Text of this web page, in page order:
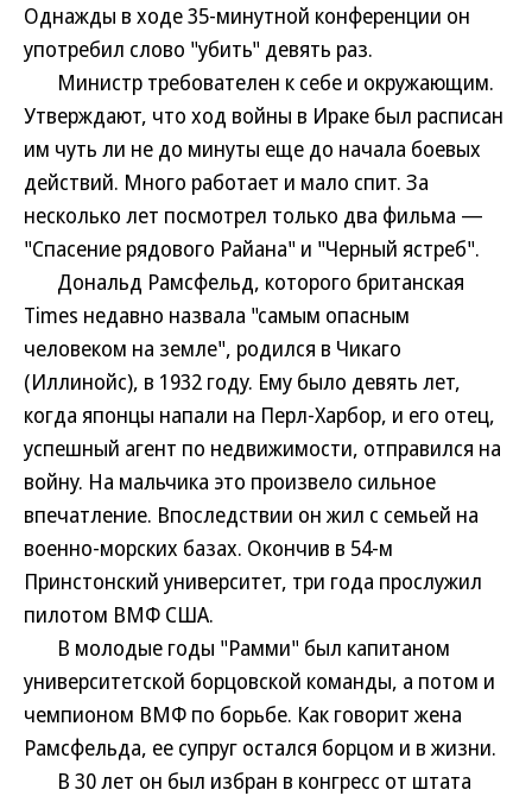
Однажды в ходе 35-минутной конференции он
употребил слово "убить" девять раз.
Министр требователен к себе и окружающим.
Утверждают, что ход войны в Ираке был расписан
им чуть ли не до минуты еще до начала боевых
действий. Много работает и мало спит. За
несколько лет посмотрел только два фильма —
"Спасение рядового Райана" и "Черный ястреб".
Дональд Рамсфельд, которого британская
Times недавно назвала "самым опасным
человеком на земле", родился в Чикаго
(Иллинойс), в 1932 году. Ему было девять лет,
когда японцы напали на Перл-Харбор, и его отец,
успешный агент по недвижимости, отправился на
войну. На мальчика это произвело сильное
впечатление. Впоследствии он жил с семьей на
военно-морских базах. Окончив в 54-м
Принстонский университет, три года прослужил
пилотом ВМФ США.
В молодые годы "Рамми" был капитаном
университетской борцовской команды, а потом и
чемпионом ВМФ по борьбе. Как говорит жена
Рамсфельда, ее супруг остался борцом и в жизни.
В 30 лет он был избран в конгресс от штата